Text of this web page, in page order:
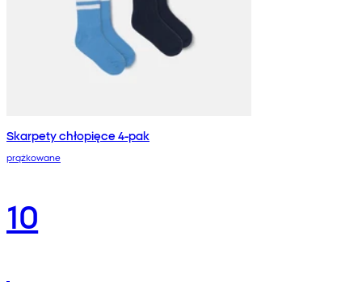
Skarpety chłopięce 4-pak
prążkowane
10